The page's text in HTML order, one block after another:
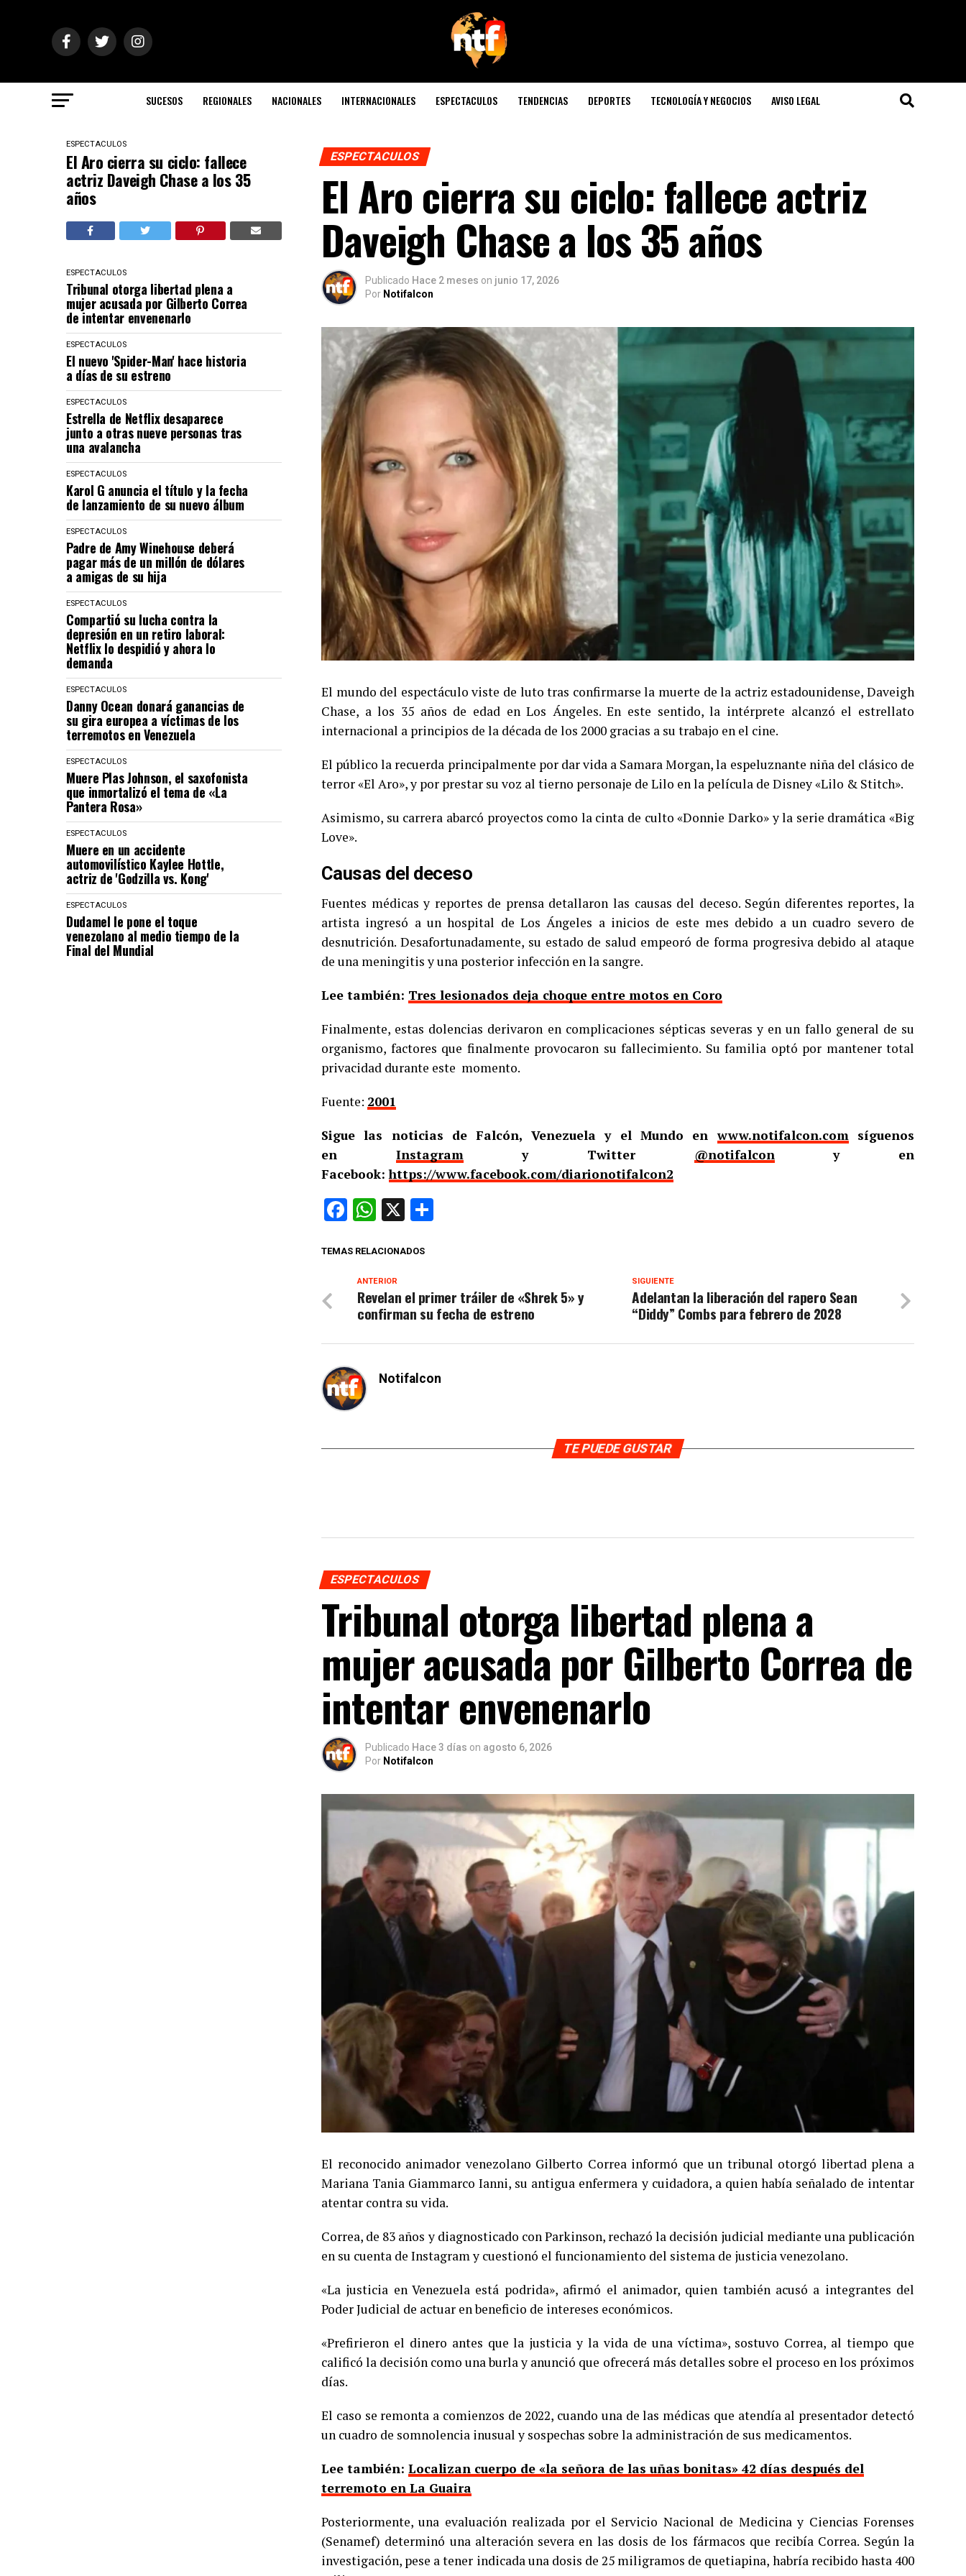
SUCESOS REGIONALES NACIONALES INTERNACIONALES ESPECTACULOS TENDENCIAS DEPORTES TECNOLOGÍA Y NEGOCIOS AVISO LEGAL
ESPECTACULOS
El Aro cierra su ciclo: fallece
actriz Daveigh Chase a los 35
años
ESPECTACULOS
Tribunal otorga libertad plena a
mujer acusada por Gilberto Correa
de intentar envenenarlo
ESPECTACULOS
El nuevo 'Spider-Man' hace historia
a días de su estreno
ESPECTACULOS
Estrella de Netflix desaparece
junto a otras nueve personas tras
una avalancha
ESPECTACULOS
Karol G anuncia el título y la fecha
de lanzamiento de su nuevo álbum
ESPECTACULOS
Padre de Amy Winehouse deberá
pagar más de un millón de dólares
a amigas de su hija
ESPECTACULOS
Compartió su lucha contra la
depresión en un retiro laboral:
Netflix lo despidió y ahora lo
demanda
ESPECTACULOS
Danny Ocean donará ganancias de
su gira europea a víctimas de los
terremotos en Venezuela
ESPECTACULOS
Muere Plas Johnson, el saxofonista
que inmortalizó el tema de «La
Pantera Rosa»
ESPECTACULOS
Muere en un accidente
automovilístico Kaylee Hottle,
actriz de 'Godzilla vs. Kong'
ESPECTACULOS
Dudamel le pone el toque
venezolano al medio tiempo de la
Final del Mundial
ESPECTACULOS
El Aro cierra su ciclo: fallece actriz
Daveigh Chase a los 35 años
Publicado Hace 2 meses on junio 17, 2026
Por Notifalcon
El mundo del espectáculo viste de luto tras confirmarse la muerte de la actriz estadounidense, Daveigh
Chase, a los 35 años de edad en Los Ángeles. En este sentido, la intérprete alcanzó el estrellato
internacional a principios de la década de los 2000 gracias a su trabajo en el cine.
El público la recuerda principalmente por dar vida a Samara Morgan, la espeluznante niña del clásico de
terror «El Aro», y por prestar su voz al tierno personaje de Lilo en la película de Disney «Lilo & Stitch».
Asimismo, su carrera abarcó proyectos como la cinta de culto «Donnie Darko» y la serie dramática «Big
Love».
Causas del deceso
Fuentes médicas y reportes de prensa detallaron las causas del deceso. Según diferentes reportes, la
artista ingresó a un hospital de Los Ángeles a inicios de este mes debido a un cuadro severo de
desnutrición. Desafortunadamente, su estado de salud empeoró de forma progresiva debido al ataque
de una meningitis y una posterior infección en la sangre.
Lee también: Tres lesionados deja choque entre motos en Coro
Finalmente, estas dolencias derivaron en complicaciones sépticas severas y en un fallo general de su
organismo, factores que finalmente provocaron su fallecimiento. Su familia optó por mantener total
privacidad durante este momento.
Fuente: 2001
Sigue las noticias de Falcón, Venezuela y el Mundo enwww.notifalcon.comsíguenos
en Instagramy Twitter @notifalcony en
Facebook:https://www.facebook.com/diarionotifalcon2
Facebook
WhatsApp
X
TEMAS RELACIONADOS
SIGUIENTE
Adelantan la liberación del rapero Sean
“Diddy” Combs para febrero de 2028
ANTERIOR
Revelan el primer tráiler de «Shrek 5» y
confirman su fecha de estreno
Notifalcon
TE PUEDE GUSTAR
ESPECTACULOS
Tribunal otorga libertad plena a
mujer acusada por Gilberto Correa de
intentar envenenarlo
Publicado Hace 3 días on agosto 6, 2026
Por Notifalcon
El reconocido animador venezolano Gilberto Correa informó que un tribunal otorgó libertad plena a
Mariana Tania Giammarco Ianni, su antigua enfermera y cuidadora, a quien había señalado de intentar
atentar contra su vida.
Correa, de 83 años y diagnosticado con Parkinson, rechazó la decisión judicial mediante una publicación
en su cuenta de Instagram y cuestionó el funcionamiento del sistema de justicia venezolano.
«La justicia en Venezuela está podrida», afirmó el animador, quien también acusó a integrantes del
Poder Judicial de actuar en beneficio de intereses económicos.
«Prefirieron el dinero antes que la justicia y la vida de una víctima», sostuvo Correa, al tiempo que
calificó la decisión como una burla y anunció que ofrecerá más detalles sobre el proceso en los próximos
días.
El caso se remonta a comienzos de 2022, cuando una de las médicas que atendía al presentador detectó
un cuadro de somnolencia inusual y sospechas sobre la administración de sus medicamentos.
Lee también: Localizan cuerpo de «la señora de las uñas bonitas» 42 días después del
terremoto en La Guaira
Posteriormente, una evaluación realizada por el Servicio Nacional de Medicina y Ciencias Forenses
(Senamef) determinó una alteración severa en las dosis de los fármacos que recibía Correa. Según la
investigación, pese a tener indicada una dosis de 25 miligramos de quetiapina, habría recibido hasta 400